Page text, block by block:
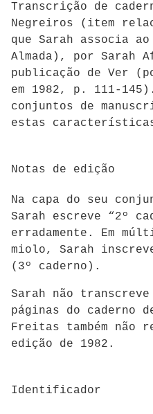
Transcrição de
Negreiros (item
que Sarah associa
Almada), por Sarah
publicação de Ver
em 1982, p. 111-
conjuntos de
estas
Notas de edição
Na capa do seu
Sarah escreve “2º
erradamente. Em
miolo, Sarah
(3º caderno).
Sarah não
páginas do caderno
Freitas também não
edição de 1982.
Identificador